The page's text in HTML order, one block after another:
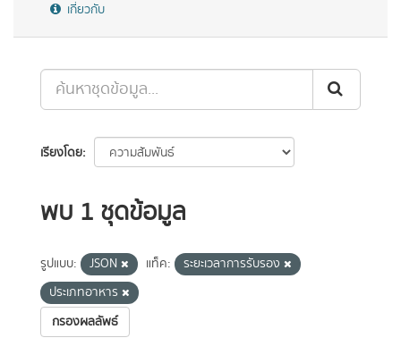
เกี่ยวกับ
เรียงโดย
พบ 1 ชุดข้อมูล
รูปแบบ: JSON แท็ค:
ระยะเวลาการรับรอง
ประเภทอาหาร
กรองผลลัพธ์